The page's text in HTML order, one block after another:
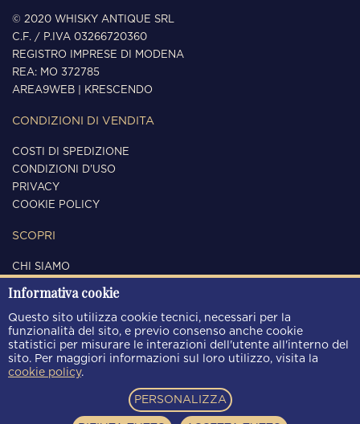
© 2020 WHISKY ANTIQUE SRL
C.F. / P.IVA 03266720360
REGISTRO IMPRESE DI MODENA
REA: MO 372785
AREA9WEB
KRESCENDO
CONDIZIONI DI VENDITA
COSTI DI SPEDIZIONE
CONDIZIONI D'USO
PRIVACY
COOKIE POLICY
SCOPRI
CHI SIAMO
CONTATTI
SEGUICI
Informativa cookie
Questo sito utilizza cookie tecnici, necessari per la
funzionalità del sito, e previo consenso anche cookie
statistici per misurare le interazioni dell'utente all'interno del
sito. Per maggiori informazioni sul loro utilizzo, visita la
cookie policy.
PERSONALIZZA